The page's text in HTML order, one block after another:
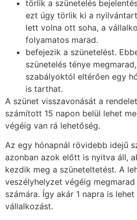
törlik a szünetelés
ezt úgy törlik ki a
lett volna ott soha, a
folyamatos marad.
befejezik a szünetelést.
szünetelés ténye
szabályoktól eltérően egy
is tarthat.
A szünet visszavonását a
számított 15 napon belül lehet
végéig van rá lehetőség.
Az egy hónapnál rövidebb idejű
azonban azok előtt is nyitva áll,
kezdik meg a szüneteltetést. A
veszélyhelyzet végéig
számára. Így akár 1 napra is
vállalkozást.